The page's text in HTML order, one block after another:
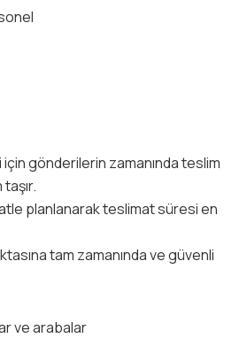
gönderilerin zamanında teslim
planlanarak teslimat süresi en
tam zamanında ve güvenli
ve arabalar